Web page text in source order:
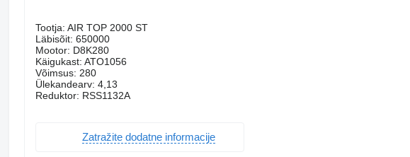
Tootja: AIR TOP 2000 ST
Läbisõit: 650000
Mootor: D8K280
Käigukast: ATO1056
Võimsus: 280
Ülekandearv: 4,13
Reduktor: RSS1132A
Zatražite dodatne informacije